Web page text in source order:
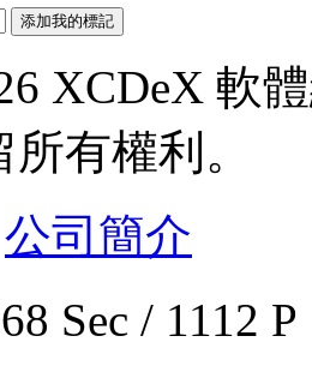
XCDeX 軟
有權利。
公司簡介
Sec / 1112